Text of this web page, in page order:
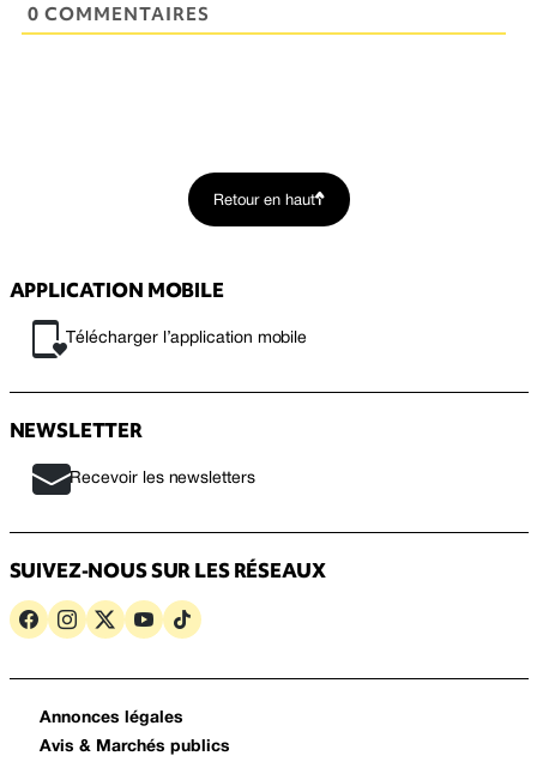
0 COMMENTAIRES
Retour en haut
APPLICATION MOBILE
Télécharger l’application mobile
NEWSLETTER
Recevoir les newsletters
SUIVEZ-NOUS SUR LES RÉSEAUX
Annonces légales
Avis & Marchés publics